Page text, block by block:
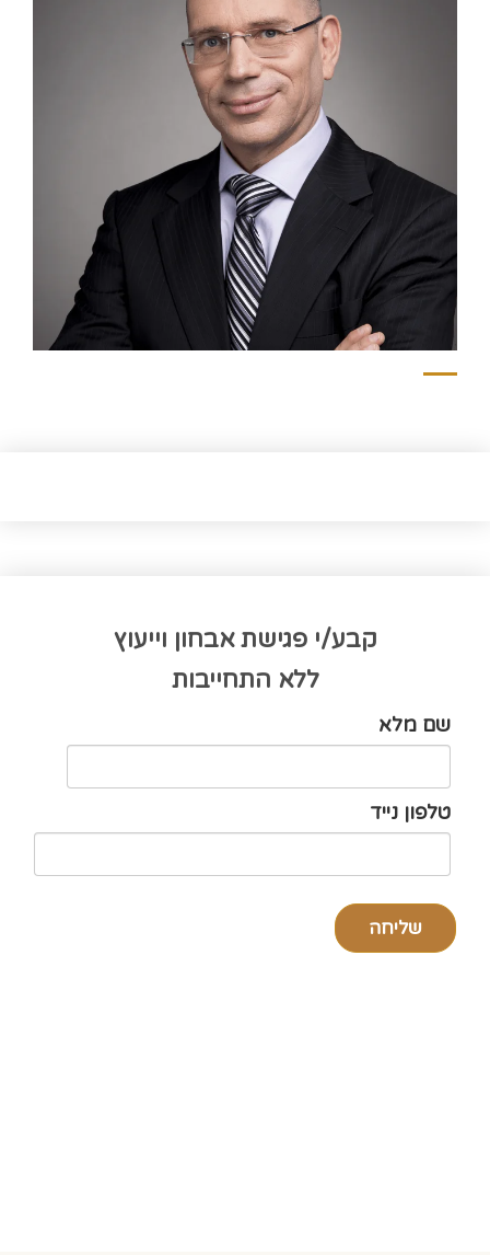
קבע/י פגישת אבחון וייעוץ
ללא התחייבות
שם מלא
טלפון נייד